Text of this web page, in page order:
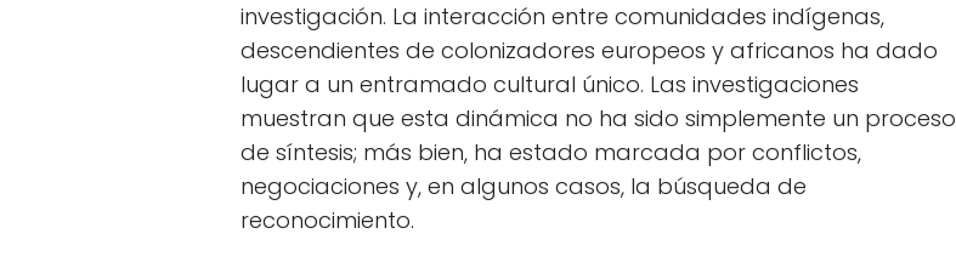
investigación. La interacción entre comunidades indígenas,
descendientes de colonizadores europeos y africanos ha dado
lugar a un entramado cultural único. Las investigaciones
muestran que esta dinámica no ha sido simplemente un proceso
de síntesis; más bien, ha estado marcada por conflictos,
negociaciones y, en algunos casos, la búsqueda de
reconocimiento.